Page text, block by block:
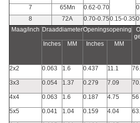
7
65Mn 0.62-0.70
8
72A 0.70-0.750.15-0.35
Maag/inch DraaddiameterOpeningsopening
Inches
MM Inches MM
2x2 0.063 1.6 0.437 11.1
3x3 0.054 1.37 0.279 7.09
4x4 0.063 1.6 0.187 4.75 56
5x5 0.041 1.04 0.159 4.04